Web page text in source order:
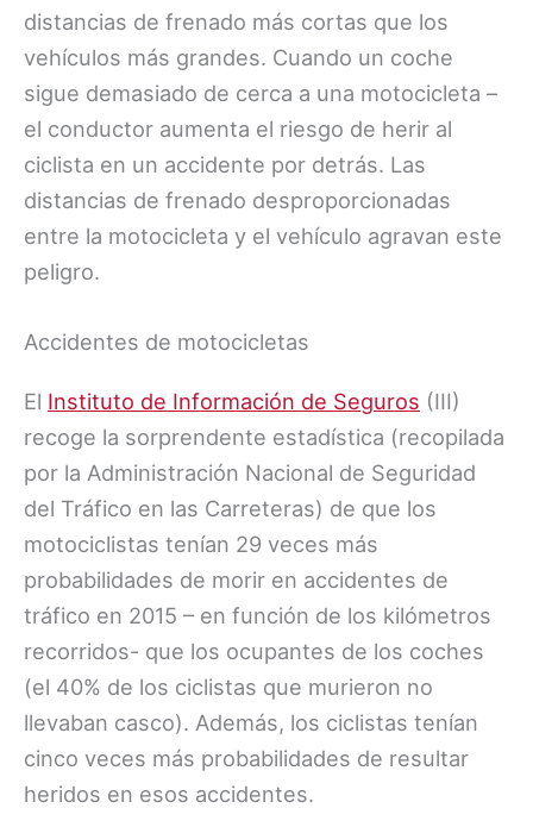
distancias de frenado más cortas que los
vehículos más grandes. Cuando un coche
sigue demasiado de cerca a una motocicleta –
el conductor aumenta el riesgo de herir al
ciclista en un accidente por detrás. Las
distancias de frenado desproporcionadas
entre la motocicleta y el vehículo agravan este
peligro.
Accidentes de motocicletas
El Instituto de Información de Seguros (III)
recoge la sorprendente estadística (recopilada
por la Administración Nacional de Seguridad
del Tráfico en las Carreteras) de que los
motociclistas tenían 29 veces más
probabilidades de morir en accidentes de
tráfico en 2015 – en función de los kilómetros
recorridos- que los ocupantes de los coches
(el 40% de los ciclistas que murieron no
llevaban casco). Además, los ciclistas tenían
cinco veces más probabilidades de resultar
heridos en esos accidentes.